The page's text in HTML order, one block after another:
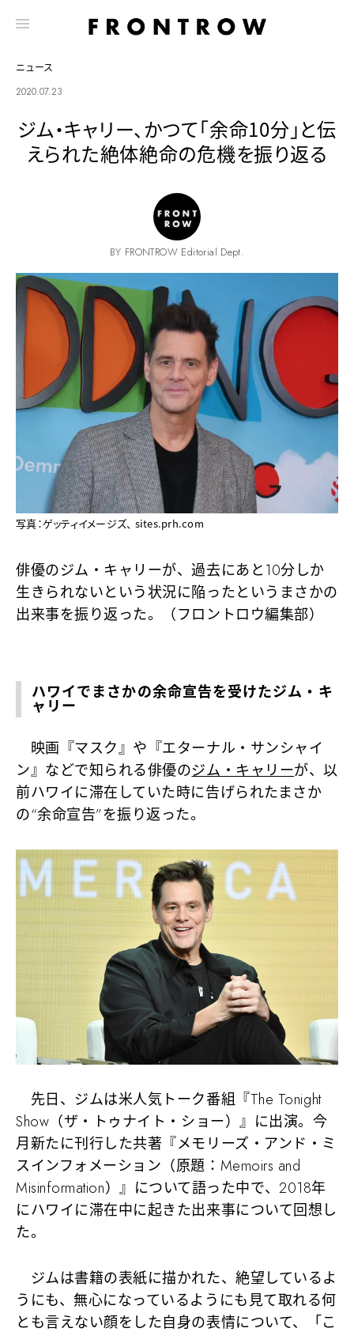
ニュース
2020.07.23
ジム・キャリー、かつて「余命10分」と伝
えられた絶体絶命の危機を振り返る
BY FRONTROW Editorial Dept.
写真：ゲッティイメージズ、 sites.prh.com
俳優のジム・キャリーが、過去にあと10分しか
生きられないという状況に陥ったというまさかの
出来事を振り返った。（フロントロウ編集部）
ハワイでまさかの余命宣告を受けたジム・キ
ャリー
映画『マスク』や『エターナル・サンシャイ
ン』などで知られる俳優のジム・キャリーが、以
前ハワイに滞在していた時に告げられたまさか
の“余命宣告”を振り返った。
先日、ジムは米人気トーク番組『The Tonight
Show（ザ・トゥナイト・ショー）』に出演。今
月新たに刊行した共著『メモリーズ・アンド・ミ
スインフォメーション（原題：Memoirs and
Misinformation）』について語った中で、2018年
にハワイに滞在中に起きた出来事について回想し
た。
ジムは書籍の表紙に描かれた、絶望しているよ
うにも、無心になっているようにも見て取れる何
とも言えない顔をした自身の表情について、「こ